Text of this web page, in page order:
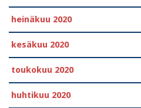
heinäkuu 2020
kesäkuu 2020
toukokuu 2020
huhtikuu 2020